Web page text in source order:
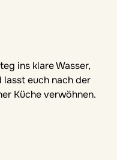
ins klare Wasser,
euch nach der
Küche verwöhnen.